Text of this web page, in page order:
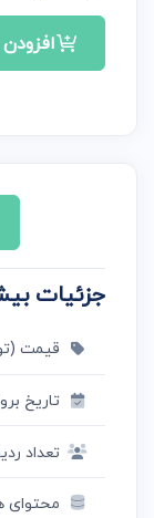
جزئیات
قیمت
تاریخ
تعداد
محتوای